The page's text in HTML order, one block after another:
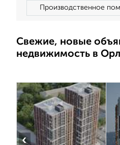
Производственное
Свежие, новые
недвижимость в
‹